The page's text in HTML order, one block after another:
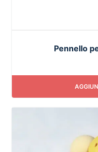
Pennello